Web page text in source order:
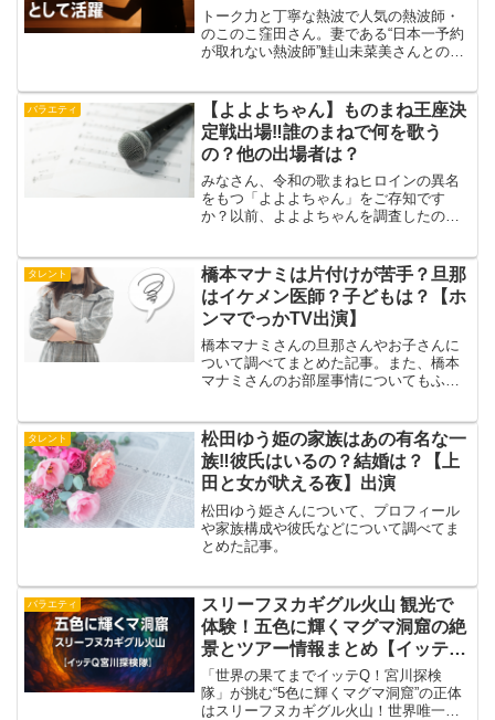
底紹介
トーク力と丁寧な熱波で人気の熱波師・
のこのこ窪田さん。妻である“日本一予約
が取れない熱波師”鮭山未菜美さんとの結
バラエティ
【よよよちゃん】ものまね王座決
定戦出場‼︎誰のまねで何を歌う
の？他の出場者は？
みなさん、令和の歌まねヒロインの異名
をもつ「よよよちゃん」をご存知です
か？以前、よよよちゃんを調査したのが
を見てみたら、案の定よよよちゃんの名
前が‼️ということで、記事...
タレント
橋本マナミは片付けが苦手？旦那
はイケメン医師？子どもは？【ホ
ンマでっかTV出演】
橋本マナミさんの旦那さんやお子さんに
ついて調べてまとめた記事。また、橋本
マナミさんのお部屋事情についてもふれ
タレント
松田ゆう姫の家族はあの有名な一
族‼︎彼氏はいるの？結婚は？【上
田と女が吠える夜】出演
松田ゆう姫さんについて、プロフィール
や家族構成や彼氏などについて調べてま
とめた記事。
バラエティ
スリーフヌカギグル火山 観光で
体験！五色に輝くマグマ洞窟の絶
景とツアー情報まとめ【イッテQ
宮川探検隊】
「世界の果てまでイッテQ！宮川探検
隊」が挑む“5色に輝くマグマ洞窟”の正体
はスリーフヌカギグル火山！世界唯一マ